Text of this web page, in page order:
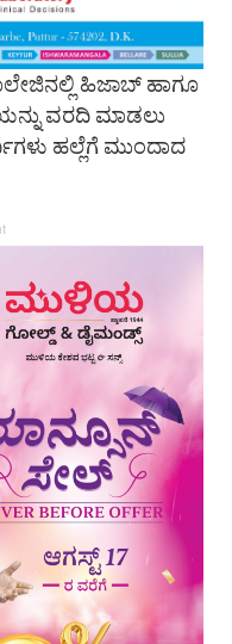
ಹಿಜಾಬ್ ಹಾಗೂ
ವರದಿ ಮಾಡಲು
ಹಲ್ಲೆಗೆ ಮುಂದಾದ